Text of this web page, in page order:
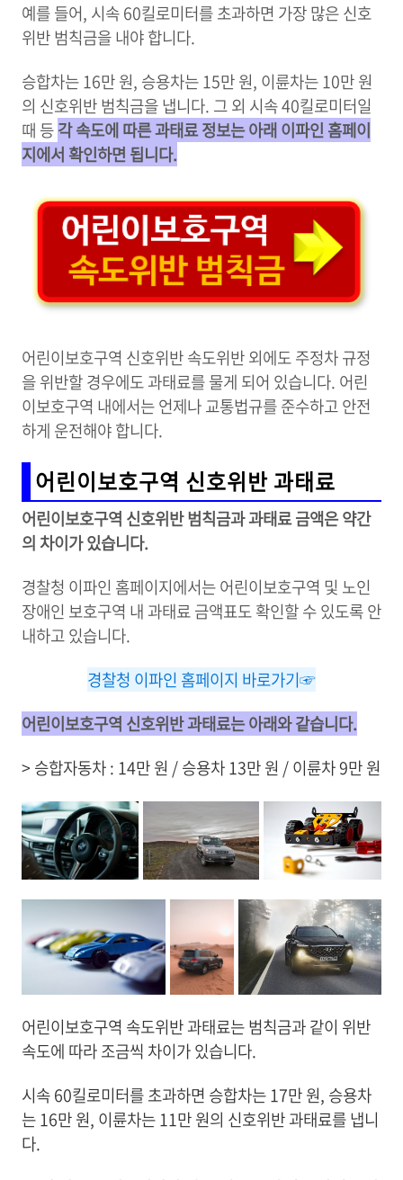
예를 들어, 시속 60킬로미터를 초과하면 가장 많은 신호
위반 범칙금을 내야 합니다.
승합차는 16만 원, 승용차는 15만 원, 이륜차는 10만 원
의 신호위반 범칙금을 냅니다. 그 외 시속 40킬로미터일
때 등각 속도에 따른 과태료 정보는 아래 이파인 홈페이
지에서 확인하면 됩니다.
어린이보호구역 신호위반 속도위반 외에도 주정차 규정
을 위반할 경우에도 과태료를 물게 되어 있습니다. 어린
이보호구역 내에서는 언제나 교통법규를 준수하고 안전
하게 운전해야 합니다.
어린이보호구역 신호위반 과태료
어린이보호구역 신호위반 범칙금과 과태료 금액은 약간
의 차이가 있습니다.
경찰청 이파인 홈페이지에서는 어린이보호구역 및 노인
장애인 보호구역 내 과태료 금액표도 확인할 수 있도록 안
내하고 있습니다.
경찰청 이파인 홈페이지 바로가기☞
어린이보호구역 신호위반 과태료는 아래와 같습니다.
> 승합자동차 : 14만 원 / 승용차 13만 원 / 이륜차 9만 원
어린이보호구역 속도위반 과태료는 범칙금과 같이 위반
속도에 따라 조금씩 차이가 있습니다.
시속 60킬로미터를 초과하면 승합차는 17만 원, 승용차
는 16만 원, 이륜차는 11만 원의 신호위반 과태료를 냅니
다.